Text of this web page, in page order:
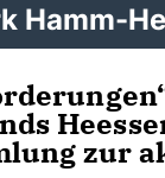
Hamm-
zur